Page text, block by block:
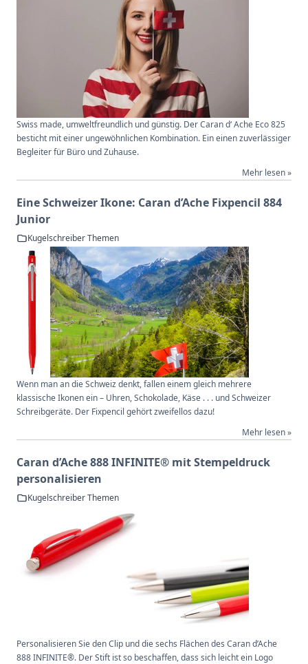
Swiss made, umweltfreundlich und günstig. Der Caran d‘ Ache Eco 825
besticht mit einer ungewöhnlichen Kombination. Ein einen zuverlässiger
Begleiter für Büro und Zuhause.
Mehr lesen »
Eine Schweizer Ikone: Caran d’Ache Fixpencil 884
Junior
Kugelschreiber Themen
Wenn man an die Schweiz denkt, fallen einem gleich mehrere
klassische Ikonen ein – Uhren, Schokolade, Käse . . . und Schweizer
Schreibgeräte. Der Fixpencil gehört zweifellos dazu!
Mehr lesen »
Caran d’Ache 888 INFINITE® mit Stempeldruck
personalisieren
Kugelschreiber Themen
Personalisieren Sie den Clip und die sechs Flächen des Caran d’Ache
888 INFINITE®. Der Stift ist so beschaffen, dass sich leicht ein Logo